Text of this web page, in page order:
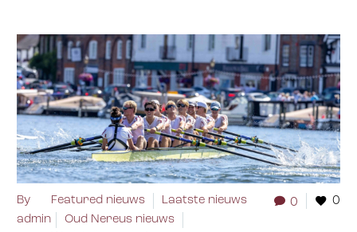
0 0
By
admin
Featured nieuws
Laatste nieuws
Oud Nereus nieuws